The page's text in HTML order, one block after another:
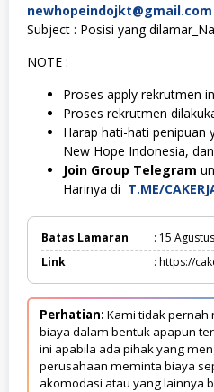
newhopeindojkt@gmail.com
Subject : Posisi yang
NOTE :
Proses apply rekrutmen
Proses rekrutmen
Harap hati-hati penipuan
New Hope Indonesia,
Join Group Telegram
Harinya di T.ME/
Batas Lamaran
: 15
Link
: https://
Perhatian: Kami tidak
biaya dalam bentuk apapun
ini apabila ada pihak yang
perusahaan meminta biaya
akomodasi atau yang lainnya